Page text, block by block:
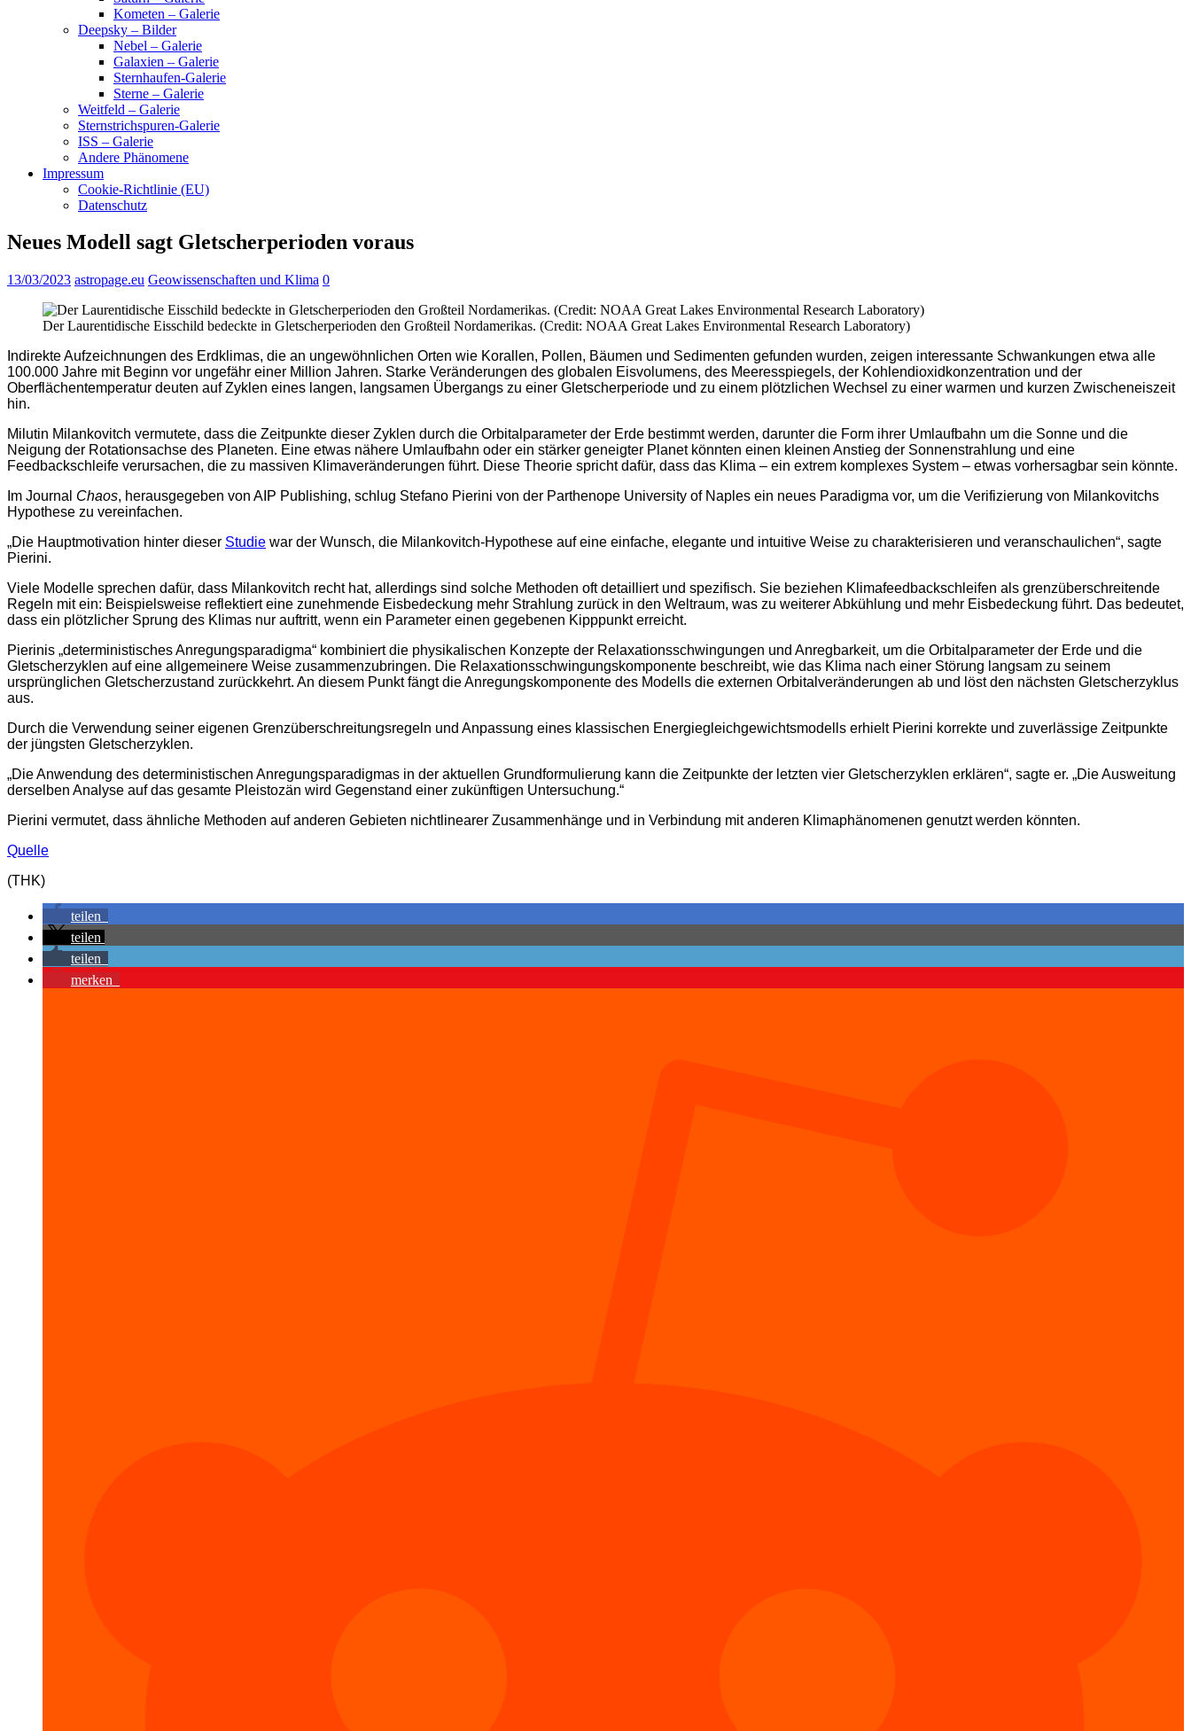
Kometen – Galerie
Deepsky – Bilder
Nebel – Galerie
Galaxien – Galerie
Sternhaufen-Galerie
Sterne – Galerie
Weitfeld – Galerie
Sternstrichspuren-Galerie
ISS – Galerie
Andere Phänomene
Impressum
Cookie-Richtlinie (EU)
Datenschutz
Neues Modell sagt Gletscherperioden voraus
13/03/2023 astropage.eu Geowissenschaften und Klima 0
Der Laurentidische Eisschild bedeckte in Gletscherperioden den Großteil Nordamerikas. (Credit: NOAA Great Lakes Environmental Research Laboratory)
Indirekte Aufzeichnungen des Erdklimas, die an ungewöhnlichen Orten wie Korallen, Pollen, Bäumen und Sedimenten gefunden wurden, zeigen interessante Schwankungen etwa alle
100.000 Jahre mit Beginn vor ungefähr einer Million Jahren. Starke Veränderungen des globalen Eisvolumens, des Meeresspiegels, der Kohlendioxidkonzentration und der
Oberflächentemperatur deuten auf Zyklen eines langen, langsamen Übergangs zu einer Gletscherperiode und zu einem plötzlichen Wechsel zu einer warmen und kurzen Zwischeneiszeit
hin.
Milutin Milankovitch vermutete, dass die Zeitpunkte dieser Zyklen durch die Orbitalparameter der Erde bestimmt werden, darunter die Form ihrer Umlaufbahn um die Sonne und die
Neigung der Rotationsachse des Planeten. Eine etwas nähere Umlaufbahn oder ein stärker geneigter Planet könnten einen kleinen Anstieg der Sonnenstrahlung und eine
Feedbackschleife verursachen, die zu massiven Klimaveränderungen führt. Diese Theorie spricht dafür, dass das Klima – ein extrem komplexes System – etwas vorhersagbar sein könnte.
Im Journal Chaos, herausgegeben von AIP Publishing, schlug Stefano Pierini von der Parthenope University of Naples ein neues Paradigma vor, um die Verifizierung von Milankovitchs
Hypothese zu vereinfachen.
„Die Hauptmotivation hinter dieser Studie war der Wunsch, die Milankovitch-Hypothese auf eine einfache, elegante und intuitive Weise zu charakterisieren und veranschaulichen“, sagte
Pierini.
Viele Modelle sprechen dafür, dass Milankovitch recht hat, allerdings sind solche Methoden oft detailliert und spezifisch. Sie beziehen Klimafeedbackschleifen als grenzüberschreitende
Regeln mit ein: Beispielsweise reflektiert eine zunehmende Eisbedeckung mehr Strahlung zurück in den Weltraum, was zu weiterer Abkühlung und mehr Eisbedeckung führt. Das bedeutet,
dass ein plötzlicher Sprung des Klimas nur auftritt, wenn ein Parameter einen gegebenen Kipppunkt erreicht.
Pierinis „deterministisches Anregungsparadigma“ kombiniert die physikalischen Konzepte der Relaxationsschwingungen und Anregbarkeit, um die Orbitalparameter der Erde und die
Gletscherzyklen auf eine allgemeinere Weise zusammenzubringen. Die Relaxationsschwingungskomponente beschreibt, wie das Klima nach einer Störung langsam zu seinem
ursprünglichen Gletscherzustand zurückkehrt. An diesem Punkt fängt die Anregungskomponente des Modells die externen Orbitalveränderungen ab und löst den nächsten Gletscherzyklus
aus.
Durch die Verwendung seiner eigenen Grenzüberschreitungsregeln und Anpassung eines klassischen Energiegleichgewichtsmodells erhielt Pierini korrekte und zuverlässige Zeitpunkte
der jüngsten Gletscherzyklen.
„Die Anwendung des deterministischen Anregungsparadigmas in der aktuellen Grundformulierung kann die Zeitpunkte der letzten vier Gletscherzyklen erklären“, sagte er. „Die Ausweitung
derselben Analyse auf das gesamte Pleistozän wird Gegenstand einer zukünftigen Untersuchung.“
Pierini vermutet, dass ähnliche Methoden auf anderen Gebieten nichtlinearer Zusammenhänge und in Verbindung mit anderen Klimaphänomenen genutzt werden könnten.
Quelle
(THK)
teilen
teilen
teilen
merken